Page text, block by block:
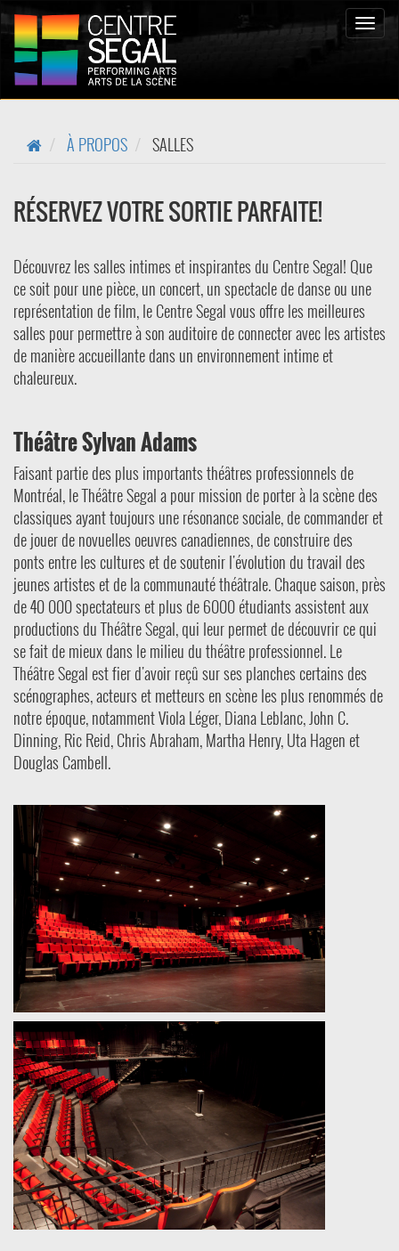
Toggle
À PROPOS SALLES
RÉSERVEZ VOTRE SORTIE PARFAITE!
Découvrez les salles intimes et inspirantes du Centre Segal! Que
ce soit pour une pièce, un concert, un spectacle de danse ou une
représentation de film, le Centre Segal vous offre les meilleures
salles pour permettre à son auditoire de connecter avec les artistes
de manière accueillante dans un environnement intime et
chaleureux.
Théâtre Sylvan Adams
Faisant partie des plus importants théâtres professionnels de
Montréal, le Théâtre Segal a pour mission de porter à la scène des
classiques ayant toujours une résonance sociale, de commander et
de jouer de novuelles oeuvres canadiennes, de construire des
ponts entre les cultures et de soutenir l'évolution du travail des
jeunes artistes et de la communauté théâtrale. Chaque saison, près
de 40 000 spectateurs et plus de 6000 étudiants assistent aux
productions du Théâtre Segal, qui leur permet de découvrir ce qui
se fait de mieux dans le milieu du théâtre professionnel. Le
Théâtre Segal est fier d'avoir reçû sur ses planches certains des
scénographes, acteurs et metteurs en scène les plus renommés de
notre époque, notamment Viola Léger, Diana Leblanc, John C.
Dinning, Ric Reid, Chris Abraham, Martha Henry, Uta Hagen et
Douglas Cambell.